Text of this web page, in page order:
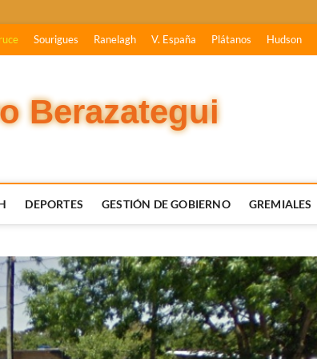
Sourigues Ranelagh V. España Plátanos Hudson
Berazategui
DEPORTES GESTIÓN DE GOBIERNO GREMIALES